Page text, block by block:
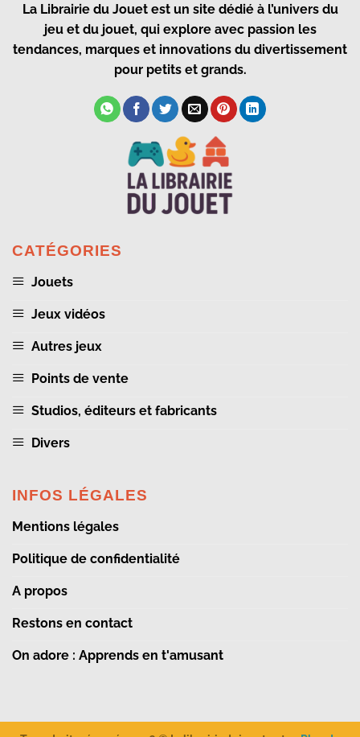
La Librairie du Jouetest un site dédié à l’univers du
jeu et du jouet, qui explore avec passion les
tendances, marques et innovations du divertissement
pour petits et grands.
CATÉGORIES
Jouets
Jeux vidéos
Autres jeux
Points de vente
Studios, éditeurs et fabricants
Divers
INFOS LÉGALES
Mentions légales
Politique de confidentialité
A propos
Restons en contact
On adore : Apprends en t'amusant